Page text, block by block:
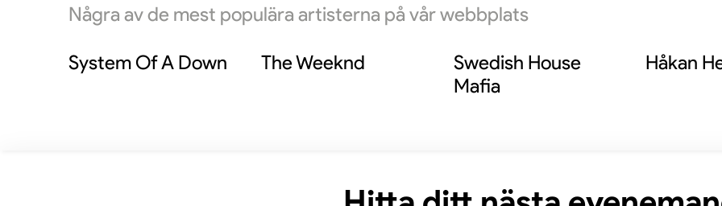
Några av de mest populära artisterna på vår webbplats
System Of A Down The Weeknd
Swedish House
Mafia
Håkan